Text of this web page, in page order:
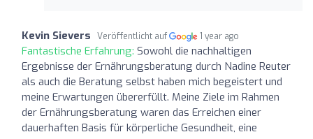
Kevin Sievers Veröffentlicht auf 1 year ago
Fantastische Erfahrung: Sowohl die nachhaltigen
Ergebnisse der Ernährungsberatung durch Nadine Reuter
als auch die Beratung selbst haben mich begeistert und
meine Erwartungen übererfüllt. Meine Ziele im Rahmen
der Ernährungsberatung waren das Erreichen einer
dauerhaften Basis für körperliche Gesundheit, eine